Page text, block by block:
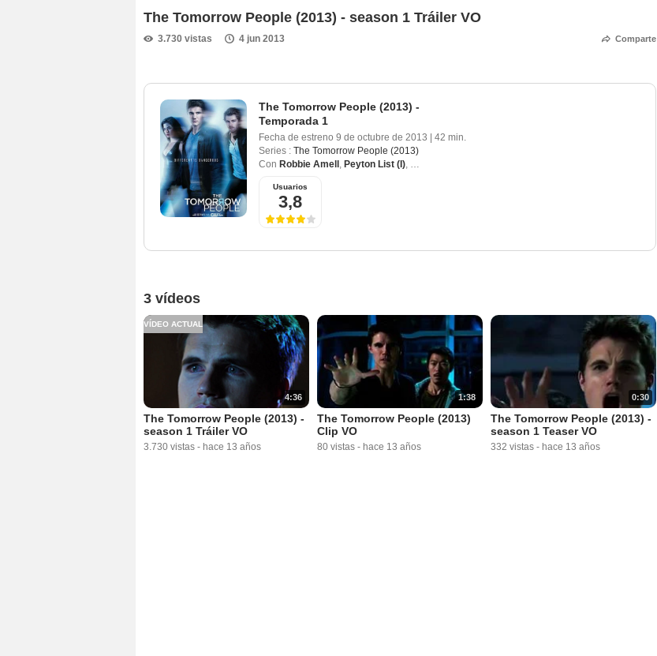
The Tomorrow People (2013) - season 1 Tráiler VO
3.730 vistas 4 jun 2013 Comparte
The Tomorrow People (2013) -
Temporada 1
Fecha de estreno 9 de octubre de 2013
42 min.
Series : The Tomorrow People (2013)
Con Robbie Amell , Peyton List (I), Luke Mitchell
Usuarios
3,8
3 vídeos
4:36
VÍDEO ACTUAL
The Tomorrow People (2013) -
season 1 Tráiler VO
3.730 vistas - hace 13 años
1:38
The Tomorrow People (2013)
Clip VO
80 vistas - hace 13 años
0:30
The Tomorrow People (2013) -
season 1 Teaser VO
332 vistas - hace 13 años